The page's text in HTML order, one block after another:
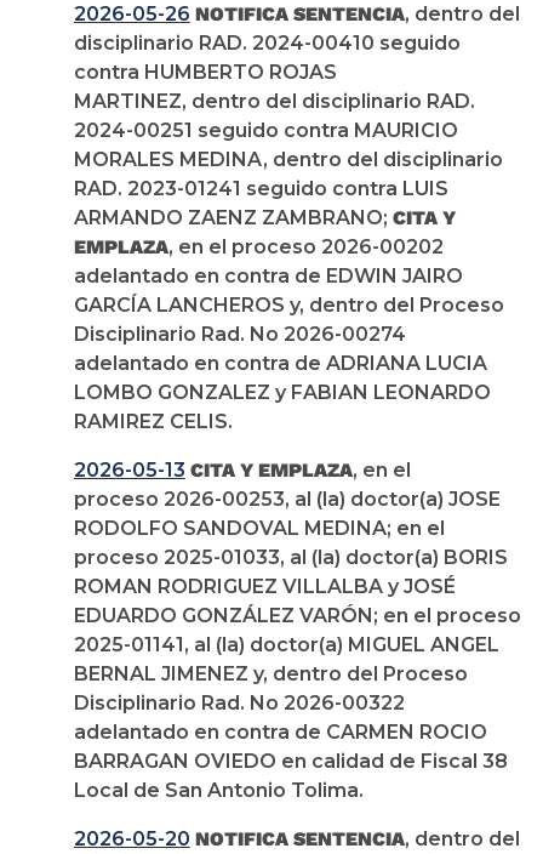
2026-05-26 NOTIFICA SENTENCIA, dentro del
disciplinario RAD. 2024-00410 seguido
contra HUMBERTO ROJAS
MARTINEZ, dentro del disciplinario RAD.
2024-00251 seguido contra MAURICIO
MORALES MEDINA, dentro del disciplinario
RAD. 2023-01241 seguido contra LUIS
ARMANDO ZAENZ ZAMBRANO; CITA Y
EMPLAZA, en el proceso 2026-00202
adelantado en contra de EDWIN JAIRO
GARCÍA LANCHEROS y, dentro del Proceso
Disciplinario Rad. No 2026-00274
adelantado en contra de ADRIANA LUCIA
LOMBO GONZALEZ y FABIAN LEONARDO
RAMIREZ CELIS.
2026-05-13 CITA Y EMPLAZA, en el
proceso 2026-00253, al (la) doctor(a) JOSE
RODOLFO SANDOVAL MEDINA; en el
proceso 2025-01033, al (la) doctor(a) BORIS
ROMAN RODRIGUEZ VILLALBA y JOSÉ
EDUARDO GONZÁLEZ VARÓN; en el proceso
2025-01141, al (la) doctor(a) MIGUEL ANGEL
BERNAL JIMENEZ y, dentro del Proceso
Disciplinario Rad. No 2026-00322
adelantado en contra de CARMEN ROCIO
BARRAGAN OVIEDO en calidad de Fiscal 38
Local de San Antonio Tolima.
2026-05-20 NOTIFICA SENTENCIA, dentro del